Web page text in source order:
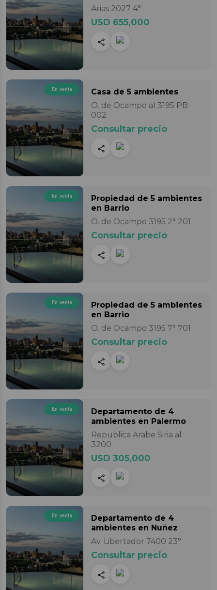
Arias 2027 4°
USD 655,000
En venta Casa de 5 ambientes
O. de Ocampo al 3195 PB
002
Consultar precio
En venta Propiedad de 5 ambientes
en Barrio
O. de Ocampo 3195 2° 201
Consultar precio
En venta Propiedad de 5 ambientes
en Barrio
O. de Ocampo 3195 7° 701
Consultar precio
En venta Departamento de 4
ambientes en Palermo
Republica Arabe Siria al
3200
USD 305,000
En venta Departamento de 4
ambientes en Nuñez
Av. Libertador 7400 23°
Consultar precio